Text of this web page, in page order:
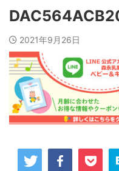
2021年9月26日